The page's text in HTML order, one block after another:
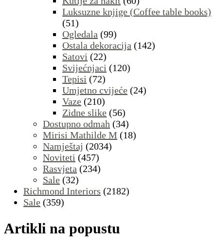
Luksuzne knjige (Coffee table books)
(51)
Ogledala (99)
Ostala dekoracija (142)
Satovi (22)
Svijećnjaci (120)
Tepisi (72)
Umjetno cvijeće (24)
Vaze (210)
Zidne slike (56)
Dostupno odmah (34)
Mirisi Mathilde M (18)
Namještaj (2034)
Noviteti (457)
Rasvjeta (234)
Sale (32)
Richmond Interiors (2182)
Sale (359)
Artikli na popustu